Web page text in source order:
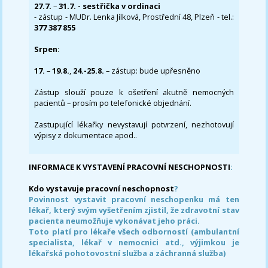
27.7.–31.7. - sestřička v ordinaci
- zástup - MUDr. Lenka Jílková, Prostřední 48, Plzeň - tel.:
377 387 855
Srpen:
17. –19.8., 24.-25.8. – zástup: bude upřesněno
Zástup slouží pouze k ošetření akutně nemocných
pacientů – prosím po telefonické objednání.
Zastupující lékařky nevystavují potvrzení, nezhotovují
výpisy z dokumentace apod..
INFORMACE K VYSTAVENÍ PRACOVNÍ NESCHOPNOSTI:
Kdo vystavuje pracovní neschopnost?
Povinnost vystavit pracovní neschopenku má ten
lékař, který svým vyšetřením zjistil, že zdravotní stav
pacienta neumožňuje vykonávat jeho práci.
Toto platí pro lékaře všech odborností (ambulantní
specialista, lékař v nemocnici atd., výjimkou je
lékařská pohotovostní služba a záchranná služba)